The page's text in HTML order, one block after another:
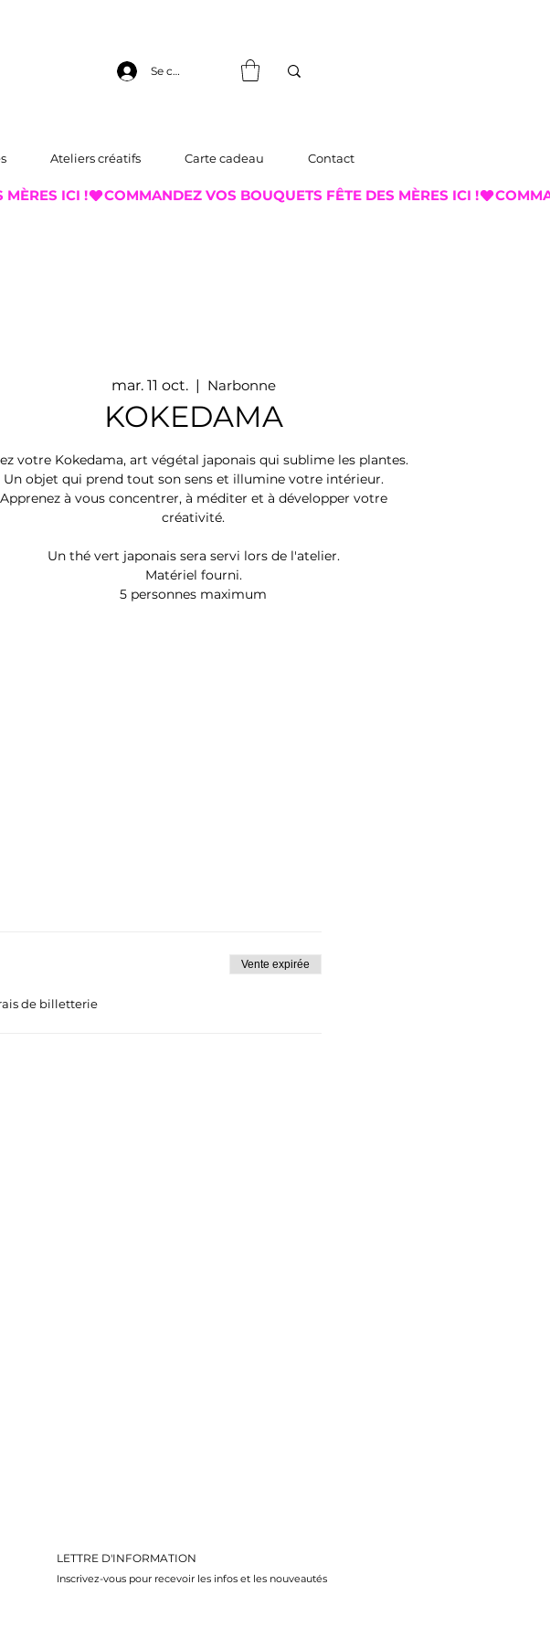
Se connecter
Ateliers créatifs Carte cadeau Contact
mar. 11 oct.
  |
Narbonne
KOKEDAMA
votre Kokedama, art végétal japonais qui sublime les plantes.
Un objet qui prend tout son sens et illumine votre intérieur.
Apprenez à vous concentrer, à méditer et à développer votre
créativité.
Un thé vert japonais sera servi lors de l'atelier.
Matériel fourni.
de billetterie
Vente expirée
LETTRE D'INFORMATION
Inscrivez-vous pour recevoir les infos et les nouveautés